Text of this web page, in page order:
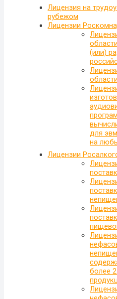
Лицензия на
рубежом
Лицензии
(или)
для
на
Лицензии
более